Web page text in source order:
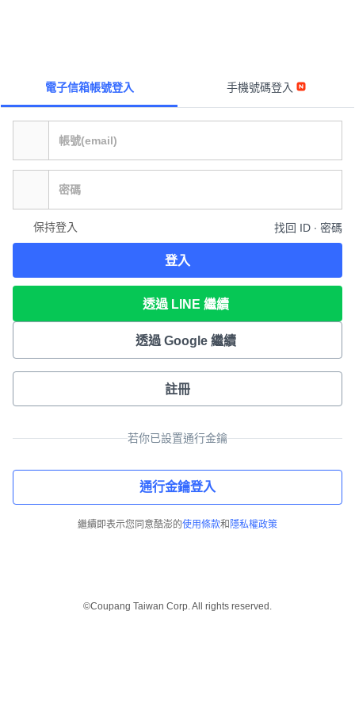
電子信箱帳號登入 手機號碼登入
保持登入 找回 ID ∙ 密碼
登入
透過 LINE 繼續
透過 Google 繼續
註冊
若你已設置通行金鑰
通行金鑰登入
繼續即表示您同意酷澎的使用條款和 隱私權政策
©Coupang Taiwan Corp. All rights reserved.